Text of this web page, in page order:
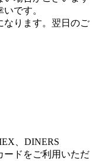
です。
ります。翌日のご
、DINERS
ドをご利用いただ